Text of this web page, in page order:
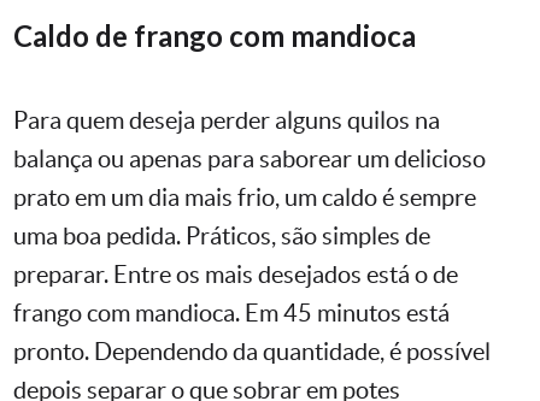
Caldo de frango com mandioca
Para quem deseja perder alguns quilos na
balança ou apenas para saborear um delicioso
prato em um dia mais frio, um caldo é sempre
uma boa pedida. Práticos, são simples de
preparar. Entre os mais desejados está o de
frango com mandioca. Em 45 minutos está
pronto. Dependendo da quantidade, é possível
depois separar o que sobrar em potes